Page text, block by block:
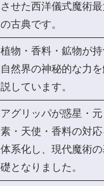
させた西洋儀式魔術
の古典です。
植物・香料・鉱物が持
自然界の神秘的な力
説しています。
アグリッパが惑星・元
素・天使・香料の対応
体系化し、現代魔術の
礎となりました。